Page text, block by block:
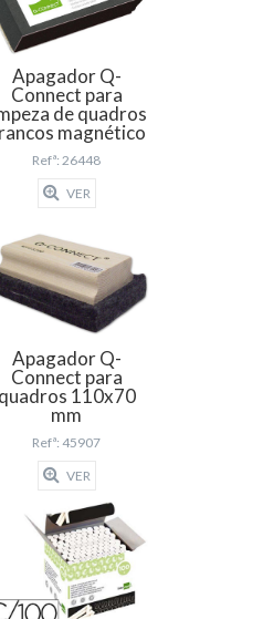
Apagador Q-
Connect para
de quadros
magnético
Refª: 26448
VER
Apagador Q-
Connect para
quadros 110x70
mm
Refª: 45907
VER